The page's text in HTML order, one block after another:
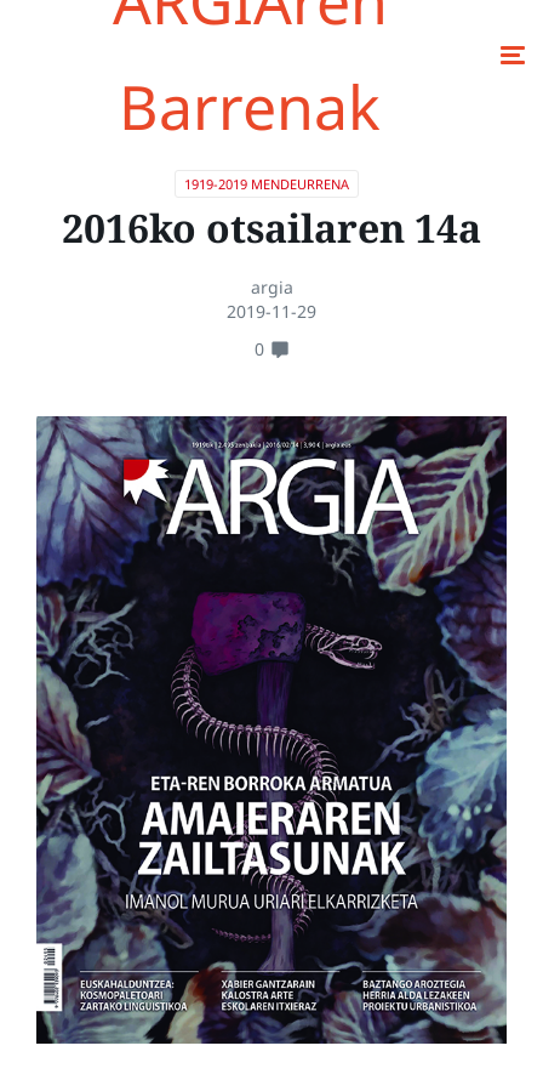
Barrenak
1919-2019 MENDEURRENA
2016ko otsailaren 14a
argia
2019-11-29
0